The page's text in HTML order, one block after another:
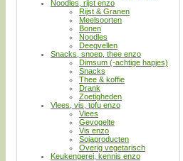
Noodles, rijst enzo
Rijst & Granen
Meelsoorten
Bonen
Noodles
Deegvellen
Snacks, snoep, thee enzo
Dimsum (-achtige hapjes)
Snacks
Thee & koffie
Drank
Zoetigheden
Vlees, vis, tofu enzo
Vlees
Gevogelte
Vis enzo
Sojaproducten
Overig vegetarisch
Keukengerei, kennis enzo